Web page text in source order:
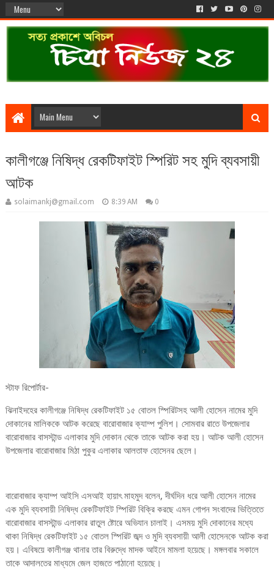
কালীগঞ্জে নিষিদ্ধ রেকটিফাইট স্পিরিট সহ মুদি ব্যবসায়ী
আটক
solaimankj@gmail.com 8:39 AM 0
স্টাফ রিপোর্টার-
ঝিনাইদহের কালীগঞ্জে নিষিদ্ধ রেকটিফাইট ১৫ বোতল স্পিরিটসহ আলী হোসেন নামের মুদি
দোকানের মালিককে আটক করেছে বারোবাজার ক্যাম্প পুলিশ। সোমবার রাতে উপজেলার
বারোবাজার বাসস্টান্ড এলাকার মুদি দোকান থেকে তাকে আটক করা হয়। আটক আলী হোসেন
উপজেলার বারোবাজার মিঠা পুকুর এলাকার আলতাফ হোসেনর ছেলে।
বারোবাজার ক্যাম্প আইসি এসআই হায়াৎ মাহমুদ বলেন, দীর্ঘদিন ধরে আলী হোসেন নামের
এক মুদি ব্যবসায়ী নিষিদ্ধ রেকটিফাইট স্পিরিট বিক্রি করছে এমন গোপন সংবাদের ভিত্তিতে
বারোবাজার বাসস্টান্ড এলাকার রাতুল ষ্টোরে অভিযান চালাই। এসময় মুদি দোকানের মধ্যে
থাকা নিষিদ্ধ রেকটিফাইট ১৫ বোতল স্পিরিট জব্দ ও মুদি ব্যবসায়ী আলী হোসেনকে আটক করা
হয়। এবিষয়ে কালীগঞ্জ থানার তার বিরুদ্ধে মাদক আইনে মামলা হয়েছে। মঙ্গলবার সকালে
তাকে আদালতের মাধ্যমে জেল হাজতে পাঠানো হয়েছে।